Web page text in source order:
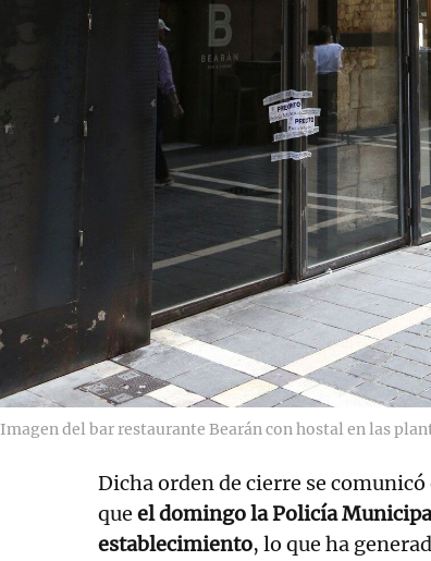
Imagen del bar restaurante Bearán con hostal en las
Dicha orden de cierre se
que el domingo la Policía
establecimiento, lo que ha